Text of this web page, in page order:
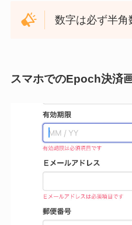
数字は必ず半角
スマホでのEpoch決済